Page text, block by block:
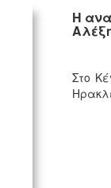
Η
Στο